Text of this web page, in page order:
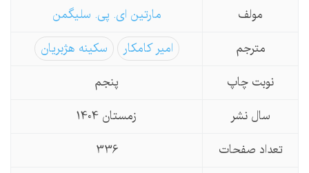
مولف
مارتین ای. پی. سلیگمن
مترجم
امیر کامکار
سکینه هژبریان
نوبت چاپ
پنجم
سال نشر
زمستان 1404
تعداد صفحات
336